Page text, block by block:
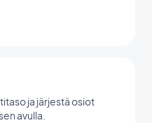
ja järjestä osiot
avulla.